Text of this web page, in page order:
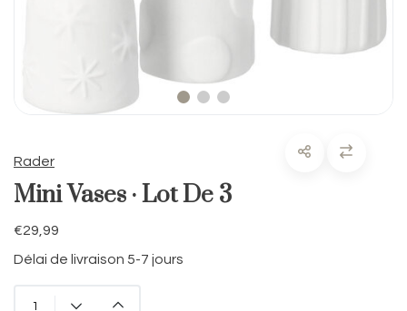
Rader
Mini Vases · Lot De 3
€29,99
Délai de livraison 5-7 jours